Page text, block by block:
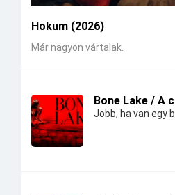
Hokum (2026)
Már nagyon vártalak.
Bone Lake / A
Jobb, ha van egy